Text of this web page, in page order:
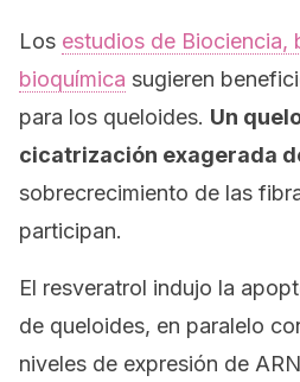
Los estudios de Biociencia,
bioquímica sugieren
para los queloides. Un
cicatrización exagerada
sobrecrecimiento de las
participan.
El resveratrol indujo la
de queloides, en paralelo
niveles de expresión de